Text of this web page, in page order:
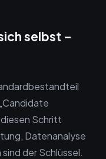
selbst –
Schritt
Datenanalyse
der Schlüssel.